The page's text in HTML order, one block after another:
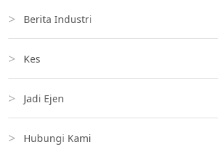
Berita Industri
Kes
Jadi Ejen
Hubungi Kami